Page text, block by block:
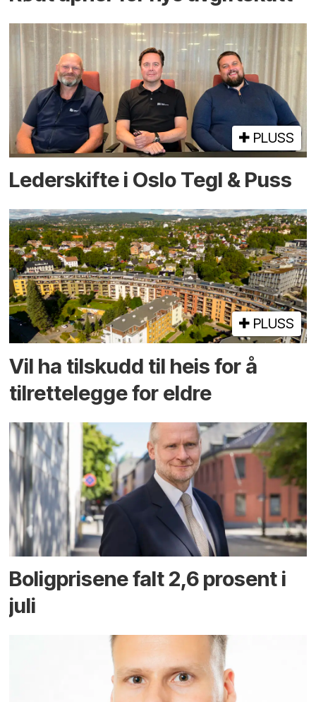
PLUSS
Lederskifte i Oslo Tegl & Puss
PLUSS
Vil ha tilskudd til heis for å
tilrettelegge for eldre
Boligprisene falt 2,6 prosent i
juli